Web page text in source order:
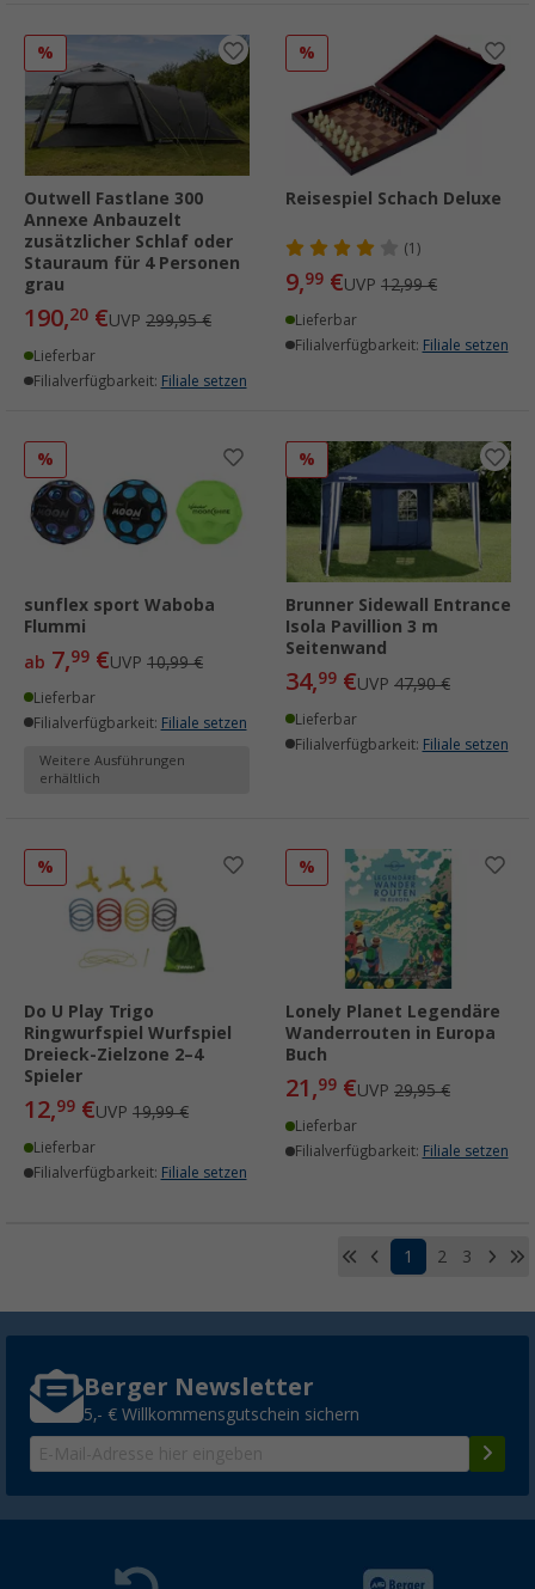
%
Outwell Fastlane 300
Annexe Anbauzelt
zusätzlicher Schlaf oder
Stauraum für 4 Personen
grau
190,20 €UVP 299,95 €
Lieferbar
Filialverfügbarkeit: Filiale setzen
%
Reisespiel Schach Deluxe
(1)
9,99 €UVP 12,99 €
Lieferbar
Filialverfügbarkeit: Filiale setzen
%
sunflex sport Waboba
Flummi
ab 7,99 €UVP 10,99 €
Lieferbar
Filialverfügbarkeit: Filiale setzen
Weitere Ausführungen
erhältlich
%
Brunner Sidewall Entrance
Isola Pavillion 3 m
Seitenwand
34,99 €UVP 47,90 €
Lieferbar
Filialverfügbarkeit: Filiale setzen
%
Do U Play Trigo
Ringwurfspiel Wurfspiel
Dreieck-Zielzone 2–4
Spieler
12,99 €UVP 19,99 €
Lieferbar
Filialverfügbarkeit: Filiale setzen
%
Lonely Planet Legendäre
Wanderrouten in Europa
Buch
21,99 €UVP 29,95 €
Lieferbar
Filialverfügbarkeit: Filiale setzen
1 2 3
Berger Newsletter
5,- € Willkommensgutschein sichern